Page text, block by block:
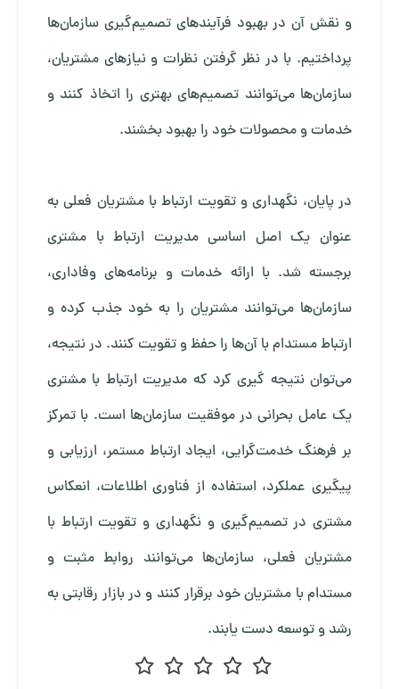
و نقش آن در بهبود فرآیندهای تصمیم‌گیری سازمان‌ها
پرداختیم. با در نظر گرفتن نظرات و نیازهای مشتریان،
سازمان‌ها می‌توانند تصمیم‌های بهتری را اتخاذ کنند و
خدمات و محصولات خود را بهبود بخشند.
در پایان، نگهداری و تقویت ارتباط با مشتریان فعلی به
عنوان یک اصل اساسی مدیریت ارتباط با مشتری
برجسته شد. با ارائه خدمات و برنامه‌های وفاداری،
سازمان‌ها می‌توانند مشتریان را به خود جذب کرده و
ارتباط مستدام با آن‌ها را حفظ و تقویت کنند. در نتیجه،
می‌توان نتیجه گیری کرد که مدیریت ارتباط با مشتری
یک عامل بحرانی در موفقیت سازمان‌ها است. با تمرکز
بر فرهنگ خدمت‌گرایی، ایجاد ارتباط مستمر، ارزیابی و
پیگیری عملکرد، استفاده از فناوری اطلاعات، انعکاس
مشتری در تصمیم‌گیری و نگهداری و تقویت ارتباط با
مشتریان فعلی، سازمان‌ها می‌توانند روابط مثبت و
مستدام با مشتریان خود برقرار کنند و در بازار رقابتی به
رشد و توسعه دست یابند.